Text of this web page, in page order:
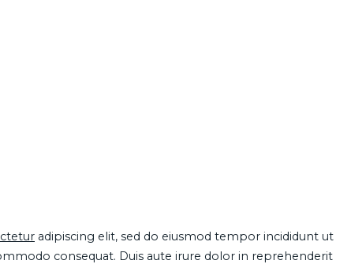
adipiscing elit, sed do eiusmod tempor incididunt ut
consequat. Duis aute irure dolor in reprehenderit